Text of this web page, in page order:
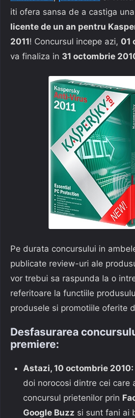
iti ofera sansa de a castiga
licente de un an pentru
2011! Concursul incepe azi, 01
va finaliza in 31 octombrie
Pe durata concursului in
publicate review-uri ale
vor trebui sa raspunda la o
referitoare la functiile
produsele si promotiile oferite
Desfasurarea
premiere:
Astazi, 10 octombrie 2010:
doi norocosi dintre cei care
concursul prietenilor prin
Google Buzz si sunt fani ai